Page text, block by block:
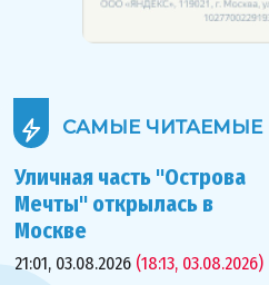
САМЫЕ ЧИТАЕМЫЕ
Уличная часть "Острова
Мечты" открылась в
Москве
21:01, 03.08.2026 (18:13, 03.08.2026)